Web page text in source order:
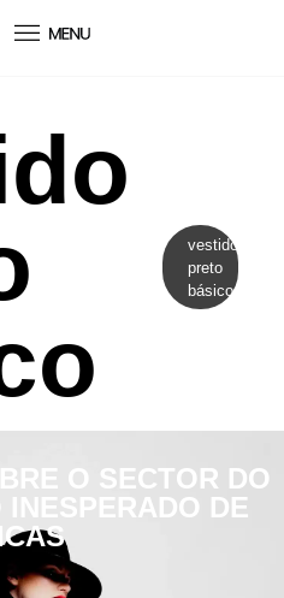
vestido
preto
básico
O SECTOR DO
DE